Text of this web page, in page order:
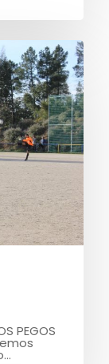
PEGOS